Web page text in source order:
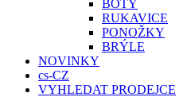
BOTY
RUKAVICE
PONOŽKY
BRÝLE
NOVINKY
cs-CZ
VYHLEDAT PRODEJCE